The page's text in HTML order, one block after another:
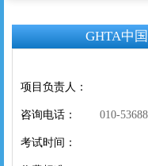
密 码
登录
密 码
确认密码
注册
GHTA中
项目负责人：
咨询电话： 010-
考试时间：